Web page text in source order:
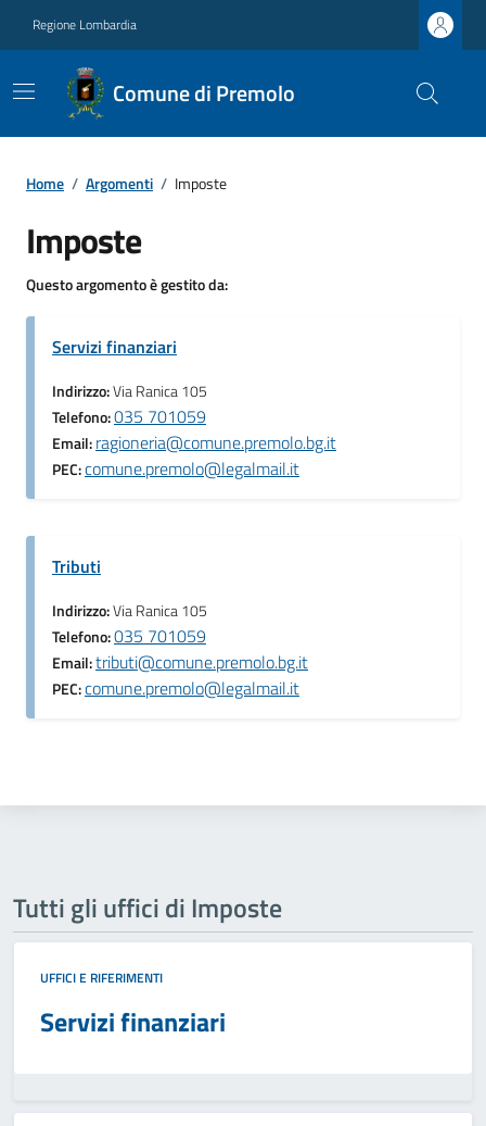
Regione Lombardia
Comune di Premolo
Home / Argomenti / Imposte
Imposte
Questo argomento è gestito da:
Servizi finanziari
Indirizzo:Via Ranica 105
Telefono:035 701059
Email:ragioneria@comune.premolo.bg.it
PEC:comune.premolo@legalmail.it
Tributi
Indirizzo:Via Ranica 105
Telefono:035 701059
Email:tributi@comune.premolo.bg.it
PEC:comune.premolo@legalmail.it
Tutti gli uffici di Imposte
UFFICI E RIFERIMENTI
Servizi finanziari